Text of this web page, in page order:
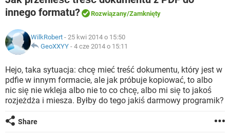
WINDOWS 10
SPOTIFY
WINDOWS 10
GRY WHATSAPP
IOS NETFLIX
INSTAGRAM
WINDOWS 10
FORUM
GRY WHATSAPP
INSTAGRAM FACEBOOK
WINDOWS 10
ARTYKUŁY
COVID-19
GRY WHATSAPP
SPOTIFY NETFLIX
INSTAGRAM FACEBOOK
WINDOWS 10
innego formatu?
Rozwiązany/Zamknięty
WilkRobert - 25 kwi 2014 o 15:50
GeoXXYY - 4 cze 2014 o 15:11
Hejo, taka sytuacja: chcę mieć treść dokumentu, który jest w
pdfie w innym formacie, ale jak próbuje kopiować, to albo
nic się nie wkleja albo nie to co chcę, albo mi się to jakoś
rozjeżdża i miesza. Byłby do tego jakiś darmowy programik?
Share